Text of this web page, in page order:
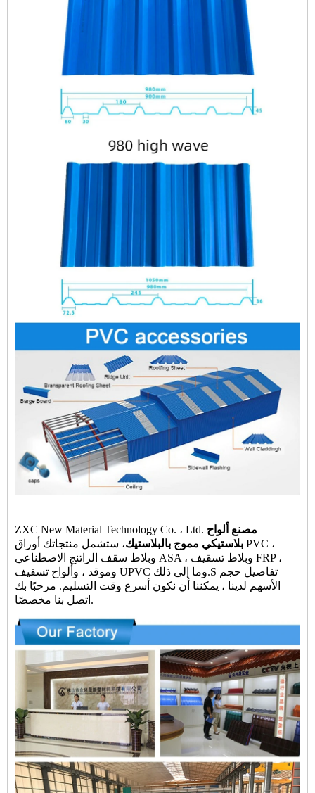
ZXC New Material Technology Co. ، Ltd. مصنع ألواح
بلاستيكي مموج بالبلاستيك، ستشمل منتجاتك أوراق PVC ،
وبلاط سقف الراتنج الاصطناعي ASA ، وبلاط تسقيف FRP ،
وموقد ، وألواح تسقيف UPVC وما إلى ذلك.S تفاصيل حجم
الأسهم لدينا ، يمكننا أن نكون أسرع وقت التسليم. مرحبًا بك
اتصل بنا مخصصًا.